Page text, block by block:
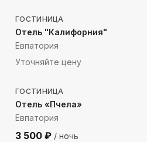
ГОСТИНИЦА
Отель "Калифорния"
Евпатория
Уточняйте цену
383м до моря
ГОСТИНИЦА
Отель «Пчела»
Евпатория
3 500 ₽ / ночь
722м до моря